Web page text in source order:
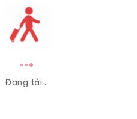
Đang tải...